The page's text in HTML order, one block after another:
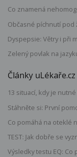
Co znamená
Občasné píchnutí pod
Dyspepsie: Větry i při
Zelený povlak na
Články uLékaře.cz
13 situací, kdy je
Stáhněte si: První
Co pomáhá na oteklé
TEST: Jak dobře se
Výsledky testu EQ: